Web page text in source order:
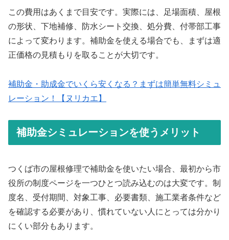
この費用はあくまで目安です。実際には、足場面積、屋根
の形状、下地補修、防水シート交換、処分費、付帯部工事
によって変わります。補助金を使える場合でも、まずは適
正価格の見積もりを取ることが大切です。
補助金・助成金でいくら安くなる？まずは簡単無料シミュ
レーション！【ヌリカエ】
補助金シミュレーションを使うメリット
つくば市の屋根修理で補助金を使いたい場合、最初から市
役所の制度ページを一つひとつ読み込むのは大変です。制
度名、受付期間、対象工事、必要書類、施工業者条件など
を確認する必要があり、慣れていない人にとっては分かり
にくい部分もあります。